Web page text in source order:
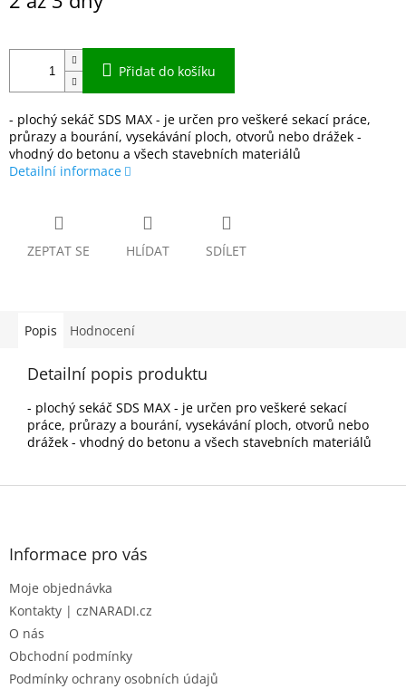
cena:
Přidat do košíku
- plochý sekáč SDS MAX - je určen pro veškeré sekací práce,
průrazy a bourání, vysekávání ploch, otvorů nebo drážek -
vhodný do betonu a všech stavebních materiálů
Detailní informace
ZEPTAT SE HLÍDAT SDÍLET
Popis Hodnocení
Detailní popis produktu
- plochý sekáč SDS MAX - je určen pro veškeré sekací
práce, průrazy a bourání, vysekávání ploch, otvorů nebo
drážek - vhodný do betonu a všech stavebních materiálů
Z
Informace pro vás
Moje objednávka
Kontakty | czNARADI.cz
O nás
Obchodní podmínky
Podmínky ochrany osobních údajů